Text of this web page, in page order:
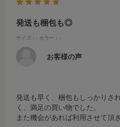
発送も梱包も◎
サイズ：- カラー：-
お客様の声
発送も早く、梱包もしっかりさ
く、満足の買い物でした。
また機会があれば利用させて頂